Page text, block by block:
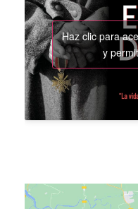
Haz clic para
y